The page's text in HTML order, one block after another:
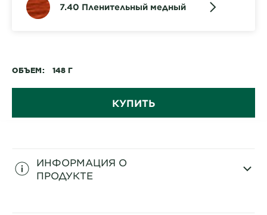
7.40 Пленительный медный
ОБЪЕМ 148 Г
КУПИТЬ
ИНФОРМАЦИЯ О
ПРОДУКТЕ